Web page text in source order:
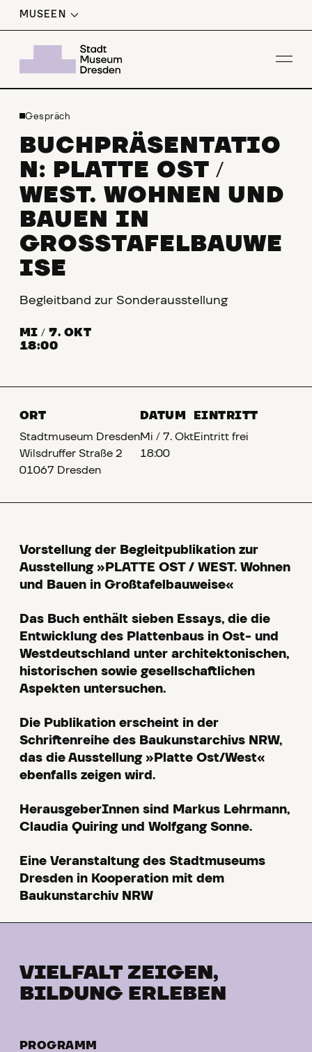
MUSEEN
Gespräch
BUCHPRÄSENTATIO
N: PLATTE OST /
WEST. WOHNEN UND
BAUEN IN
GROSSTAFELBAUWEI
SE
Begleitband zur Sonderausstellung
MI /7. OKT
18:00
ORT
Stadtmuseum Dresden
Wilsdruffer Straße 2
01067 Dresden
DATUM
Mi / 7. Okt
18:00
EINTRITT
Eintritt frei
Vorstellung der Begleitpublikation zur
Ausstellung »PLATTE OST / WEST. Wohnen
und Bauen in Großtafelbauweise«
Das Buch enthält sieben Essays, die die
Entwicklung des Plattenbaus in Ost- und
Westdeutschland unter architektonischen,
historischen sowie gesellschaftlichen
Aspekten untersuchen.
Die Publikation erscheint in der
Schriftenreihe des Baukunstarchivs NRW,
das die Ausstellung »Platte Ost/West«
ebenfalls zeigen wird.
HerausgeberInnen sind Markus Lehrmann,
Claudia Quiring und Wolfgang Sonne.
Eine Veranstaltung des Stadtmuseums
Dresden in Kooperation mit dem
Baukunstarchiv NRW
VIELFALT ZEIGEN,
BILDUNG ERLEBEN
PROGRAMM